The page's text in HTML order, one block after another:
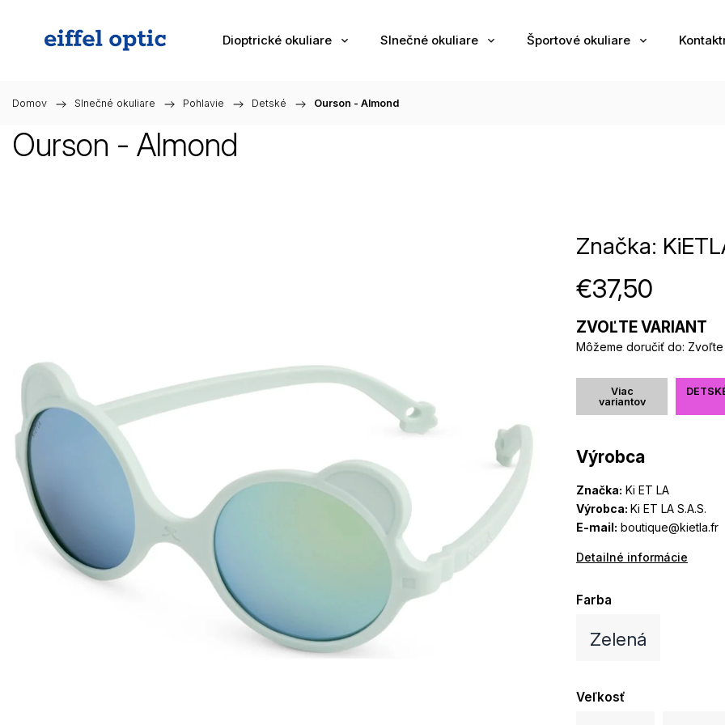
Dioptrické okuliare Slnečné okuliare Športové okuliare
Domov / Slnečné okuliare / Pohlavie / Detské / Ourson - Almond
Ourson - Almond
Značka:
€37,50
Výrobca
Značka: Ki ET LA
Výrobca:Ki ET LA S.A.S.
E-mail: boutique@kietla.fr
Detailné informácie
Viac
variantov
Farba
Zelená
Veľkosť
ZVOĽTE VARIANT
Môžeme doručiť do: Zvoľte